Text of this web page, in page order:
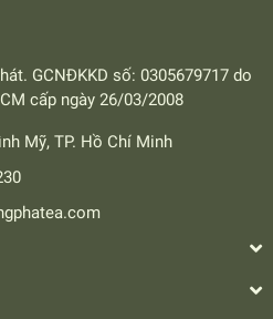
GCNĐKKD số: 0305679717 do
cấp ngày 26/03/2008
Mỹ, TP. Hồ Chí Minh